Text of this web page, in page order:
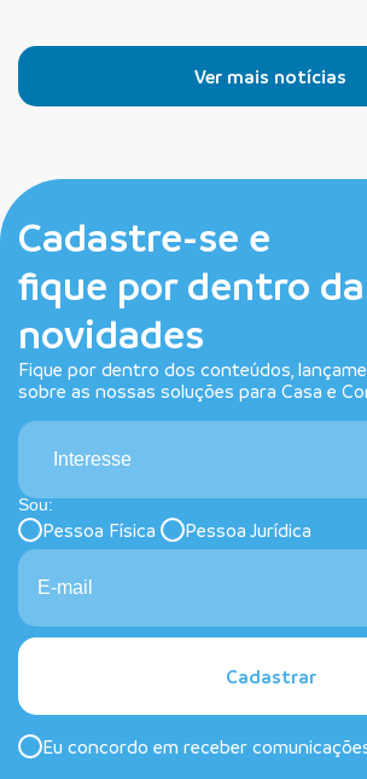
Ver mais notícias
Cadastre-se e
fique por dentro
novidades
Fique por dentro dos conteúdos,
sobre as nossas soluções para Casa e
Interesse
Sou:
Pessoa Física Pessoa Jurídica
Cadastrar
Eu concordo em receber